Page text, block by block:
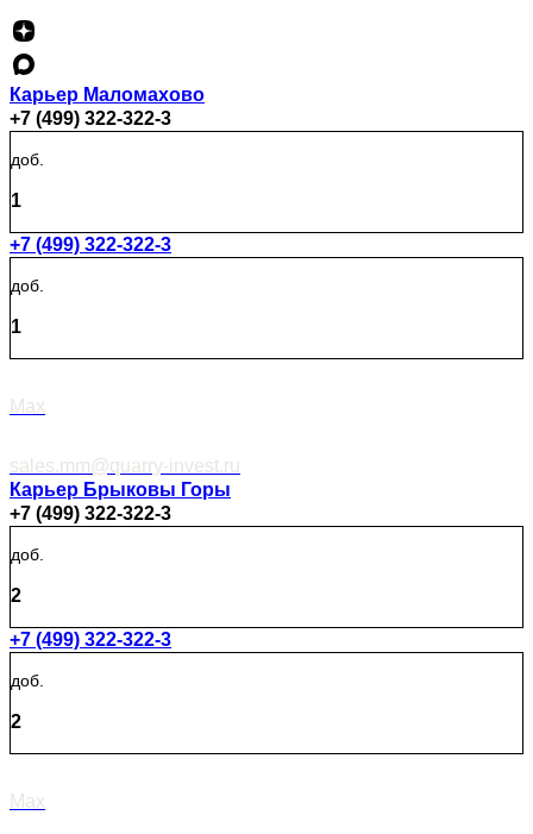
Карьер Маломахово
+7 (499) 322-322-3
доб.
1
+7 (499) 322-322-3
доб.
1
Max
sales.mm@quarry-invest.ru
Карьер Брыковы Горы
+7 (499) 322-322-3
доб.
2
+7 (499) 322-322-3
доб.
2
Max